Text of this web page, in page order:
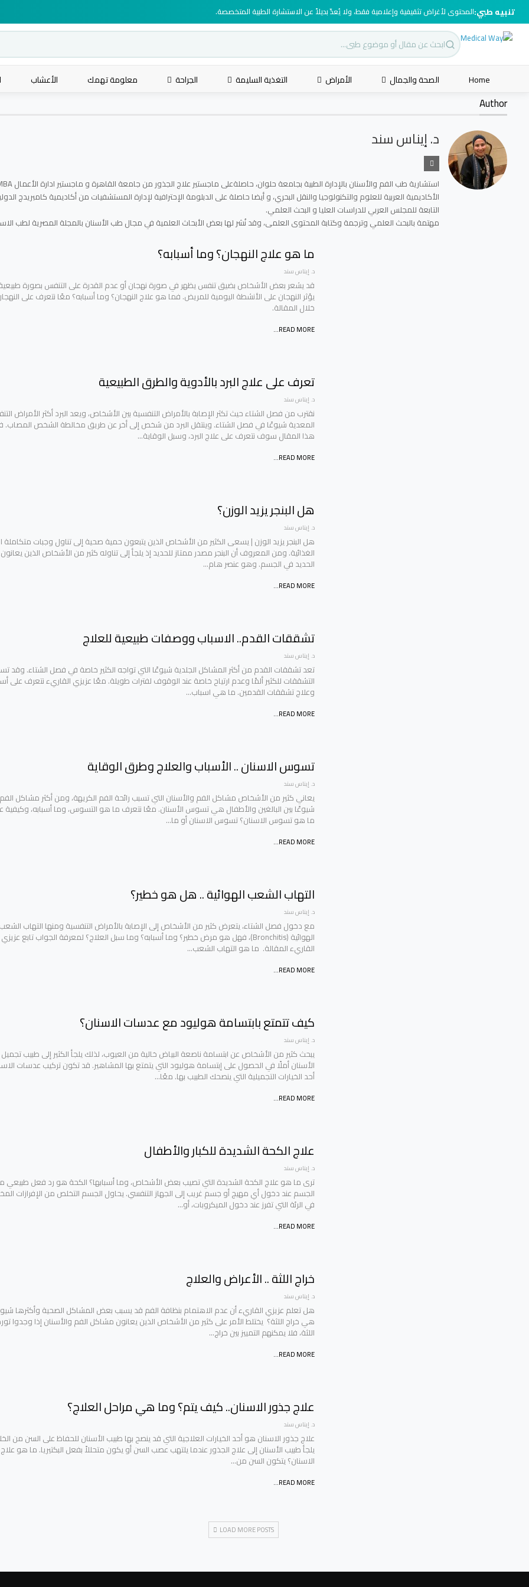
تنبيه طبي:المحتوى لأغراض تثقيفية وإعلامية فقط، ولا يُعدّ بديلاً عن الاستشارة الطبية المتخصصة.
Home الصحة والجمال الأمراض التغذية السليمة الجراحة معلومة تهمك الأعشاب
Author
د. إيناس سند
الأكاديمية العربية للعلوم والتكنولوجيا والنقل البحري، و أيضا حاصلة على الدبلومة الإحترافية لإدارة المستشفيات من أكاديمية كامبريدج
التابعة للمجلس العربي للدراسات العليا و البحث العلمي.
مهتمة بالبحث العلمي وترجمة وكتابة المحتوى العلمى، وقد نُشر لها بعض الأبحاث العلمية في مجال طب الأسنان بالمجلة المصرية لطب
ما هو علاج النهجان؟ وما أسبابه؟
د. إيناس سند
قد يشعر بعض الأشخاص بضيق تنفس يظهر في صورة نهجان أو عدم القدرة على التنفس بصورة
يؤثر النهجان على الأنشطة اليومية للمريض. فما هو علاج النهجان؟ وما أسبابه؟ معًا نتعرف على
خلال المقالة.
READ MORE...
تعرف على علاج البرد بالأدوية والطرق الطبيعية
د. إيناس سند
نقترب من فصل الشتاء حيث تكثر الإصابة بالأمراض التنفسية بين الأشخاص، ويعد البرد أكثر الأمراض
المعدية شيوعًا في فصل الشتاء. وينتقل البرد من شخص إلى أخر عن طريق مخالطة الشخص المصاب.
هذا المقال سوف نتعرف على علاج البرد، وسبل الوقاية…
READ MORE...
هل البنجر يزيد الوزن؟
د. إيناس سند
هل البنجر يزيد الوزن | يسعى الكثير من الأشخاص الذين يتبعون حمية صحية إلى تناول وجبات متكاملة
الغذائية. ومن المعروف أن البنجر مصدر ممتاز للحديد إذ يلجأ إلى تناوله كثير من الأشخاص الذين
الحديد في الجسم. وهو عنصر هام…
READ MORE...
تشققات القدم.. الاسباب ووصفات طبيعية للعلاج
د. إيناس سند
تعد تشققات القدم من أكثر المشاكل الجلدية شيوعًا التي تواجه الكثير خاصة في فصل الشتاء. وقد
التشققات للكثير ألمًا وعدم ارتياح خاصة عند الوقوف لفترات طويلة. معًا عزيزي القاريء نتعرف على
وعلاج تشققات القدمين. ما هي اسباب…
READ MORE...
تسوس الاسنان .. الأسباب والعلاج وطرق الوقاية
د. إيناس سند
يعاني كثير من الأشخاص مشاكل الفم والأسنان التي تسبب رائحة الفم الكريهة، ومن أكثر مشاكل الفم
شيوعًا بين البالغين والأطفال هي تسوس الأسنان. معًا نتعرف ما هو التسوس، وما أسبابه، وكيفية
ما هو تسوس الاسنان؟ تسوس الاسنان أو ما…
READ MORE...
التهاب الشعب الهوائية .. هل هو خطير؟
د. إيناس سند
مع دخول فصل الشتاء، يتعرض كثير من الأشخاص إلى الإصابة بالأمراض التنفسية ومنها التهاب
الهوائية (Bronchitis)، فهل هو مرض خطير؟ وما أسبابه؟ وما سبل العلاج؟ لمعرفة الجواب تابع عزيزي
القاريء المقالة. ما هو التهاب الشعب…
READ MORE...
كيف تتمتع بابتسامة هوليود مع عدسات الاسنان؟
د. إيناس سند
يبحث كثير من الأشخاص عن ابتسامة ناصعة البياض خالية من العيوب، لذلك يلجأ الكثير إلى طبيب تجميل
الأسنان أملًا في الحصول على إبتسامة هوليود التي يتمتع بها المشاهير. قد تكون تركيب عدسات
أحد الخيارات التجميلية التي ينصحك الطبيب بها. معًا…
READ MORE...
علاج الكحة الشديدة للكبار والأطفال
د. إيناس سند
ترى ما هو علاج الكحة الشديدة التي تصيب بعض الأشخاص، وما أسبابها؟ الكحة هو رد فعل طبيعي
الجسم عند دخول أي مهيج أو جسم غريب إلى الجهاز التنفسي. يحاول الجسم التخلص من الإفرازات
في الرئة التي تفرز عند دخول الميكروبات، أو…
READ MORE...
خراج اللثة .. الأعراض والعلاج
د. إيناس سند
هل تعلم عزيزي القاريء أن عدم الاهتمام بنظافة الفم قد يسبب بعض المشاكل الصحية وأكثرها
هي خراج اللثة؟ يختلط الأمر على كثير من الأشخاص الذين يعانون مشاكل الفم والأسنان إذا وجدوا
اللثة، فلا يمكنهم التمييز بين خراج…
READ MORE...
علاج جذور الاسنان.. كيف يتم؟ وما هي مراحل العلاج؟
د. إيناس سند
علاج جذور الاسنان هو أحد الخيارات العلاجية التي قد ينصح بها طبيب الأسنان للحفاظ على السن من
يلجأ طبيب الأسنان إلى علاج الجذور عندما يلتهب عصب السن أو يكون متحللاً بفعل البكتيريا. ما هو
الاسنان؟ يتكون السن من…
READ MORE...
LOAD MORE POSTS